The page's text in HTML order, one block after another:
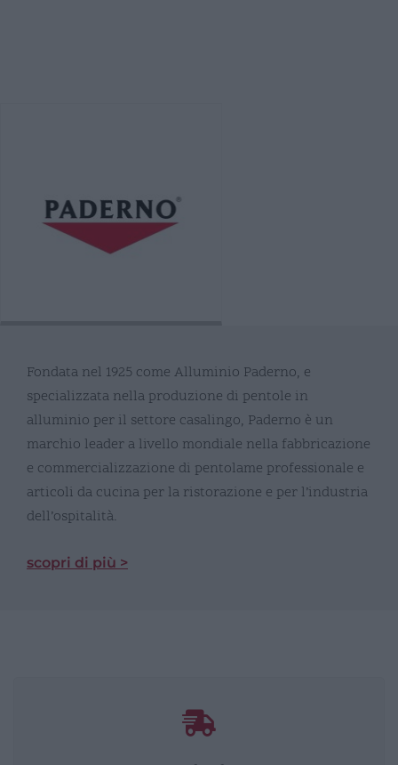
Fondata nel 1925 come Alluminio Paderno, e
specializzata nella produzione di pentole in
alluminio per il settore casalingo, Paderno è un
marchio leader a livello mondiale nella fabbricazione
e commercializzazione di pentolame professionale e
articoli da cucina per la ristorazione e per l’industria
dell’ospitalità.
scopri di più >